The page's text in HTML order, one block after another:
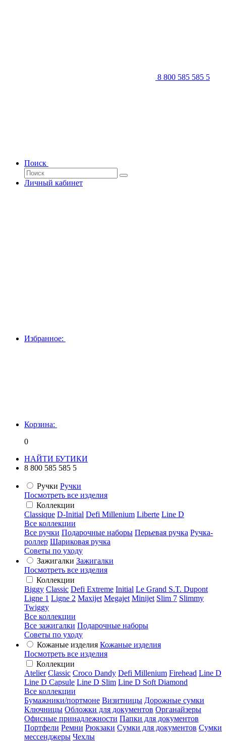
8 800 585 585 5
Поиск
Личный кабинет
Избранное:
Корзина:
0
НАЙТИ БУТИКИ
8 800 585 585 5
Ручки Ручки
Посмотреть все изделия
Коллекции
Classique D-Initial Defi Millenium Liberte Line D
Все коллекции
Все ручки Подарочные наборы Перьевая ручка Ручка-
роллер Шариковая ручка
Советы по уходу
Зажигалки Зажигалки
Посмотреть все изделия
Коллекции
Biggy Classic Defi Extreme Initial Le Grand S.T. Dupont
Ligne 1 Ligne 2 Maxijet Megajet Minijet Slim 7 Slimmy
Twiggy
Все коллекции
Все зажигалки Подарочные наборы
Советы по уходу
Кожаные изделия Кожаные изделия
Посмотреть все изделия
Коллекции
Atelier Classic Croco Dandy Defi Millenium Firehead Line D
Line D Capsule Line D Slim Line D Soft Diamond
Все коллекции
Бумажники/портмоне Визитницы Дорожные сумки
Ключницы Обложки для документов Органайзеры
Офисные принадлежности Папки для документов
Портфели Ремни Рюкзаки Сумки для документов Сумки
мессенджеры Чехлы